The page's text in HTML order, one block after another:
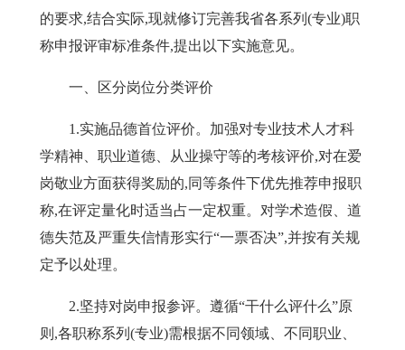
的要求,结合实际,现就修订完善我省各系列(专业)职
称申报评审标准条件,提出以下实施意见。
一、区分岗位分类评价
1 .实施品德首位评价。 加强对专业技术人才科
学精神、职业道德、从业操守等的考核评价,对在爱
岗敬业方面获得奖励的,同等条件下优先推荐申报职
称,在评定量化时适当占一定权重。对学术造假、道
德失范及严重失信情形实行“一票否决”,并按有关规
定予以处理。
2.坚持对岗申报参评。 遵循“干什么评什么”原
则,各职称系列(专业)需根据不同领域、不同职业、